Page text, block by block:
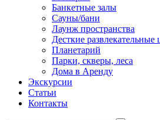
Банкетные залы
Сауны/бани
Лаунж пространства
Десткие развлекательные
Планетарий
Парки, скверы, леса
Дома в Аренду
Экскурсии
Статьи
Контакты